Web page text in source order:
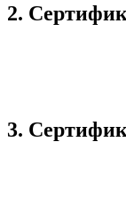
2.
3.